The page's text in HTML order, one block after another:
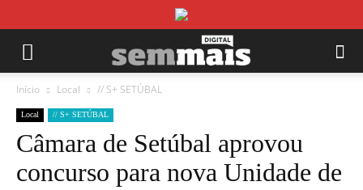
Início Local // S+ SETÚBAL
Local // S+ SETÚBAL
Câmara de Setúbal aprovou
concurso para nova Unidade de